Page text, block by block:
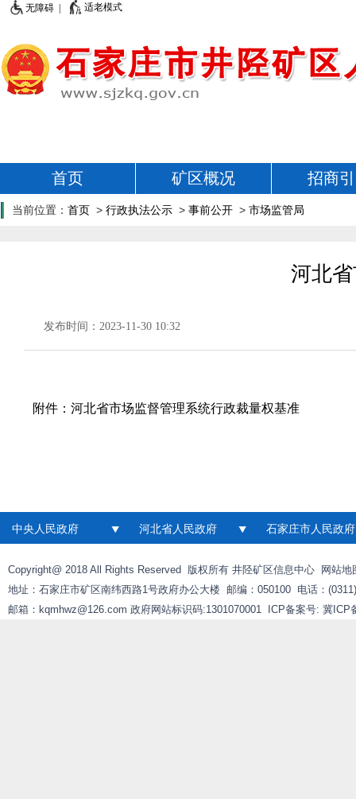
无障碍 | 适老模式
首页 矿区概况 招商
当前位置： 首页 > 行政执法公示 > 事前公开 > 市场监管局
河北
发布时间：2023-11-30 10:32
附件：河北省市场监督管理系统行政裁量权基准